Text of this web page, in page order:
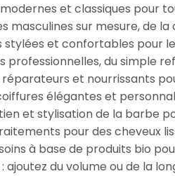
et classiques pour
masculines sur mesure, de
stylées et confortables pour
professionnelles, du simple
réparateurs et nourrissants
élégantes et
et stylisation de la barbe
pour des cheveux
à base de produits bio
ajoutez du volume ou de la